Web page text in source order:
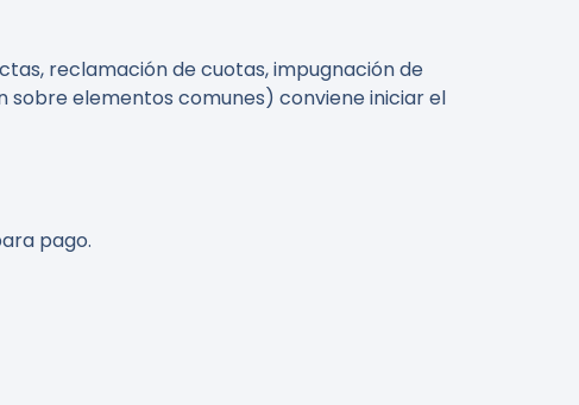
reclamación de cuotas, impugnación de
sobre elementos comunes) conviene iniciar el
pago.